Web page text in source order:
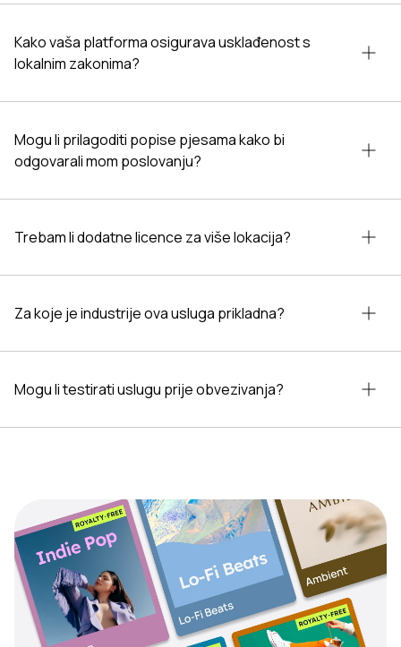
Kako vaša platforma osigurava usklađenost s
lokalnim zakonima?
Mogu li prilagoditi popise pjesama kako bi
odgovarali mom poslovanju?
Trebam li dodatne licence za više lokacija?
Za koje je industrije ova usluga prikladna?
Mogu li testirati uslugu prije obvezivanja?